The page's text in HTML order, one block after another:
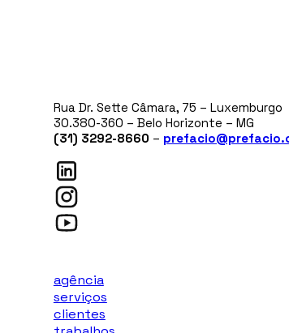
Rua Dr. Sette Câmara, 75 – Luxemburgo
30.380-360 – Belo Horizonte – MG
(31) 3292-8660 –
agência
serviços
clientes